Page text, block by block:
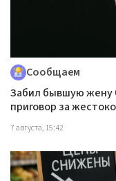
Сообщаем
Забил бывшую жену
приговор за
7 августа, 15:42